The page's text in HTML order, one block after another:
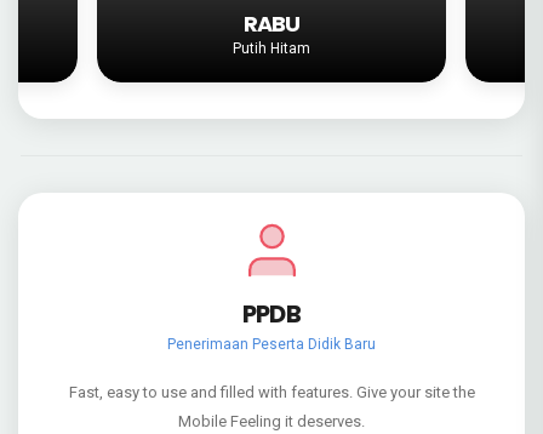
KAMIS
Batik Nasional
PPDB
Penerimaan Peserta Didik Baru
Fast, easy to use and filled with features. Give your site the
Mobile Feeling it deserves.